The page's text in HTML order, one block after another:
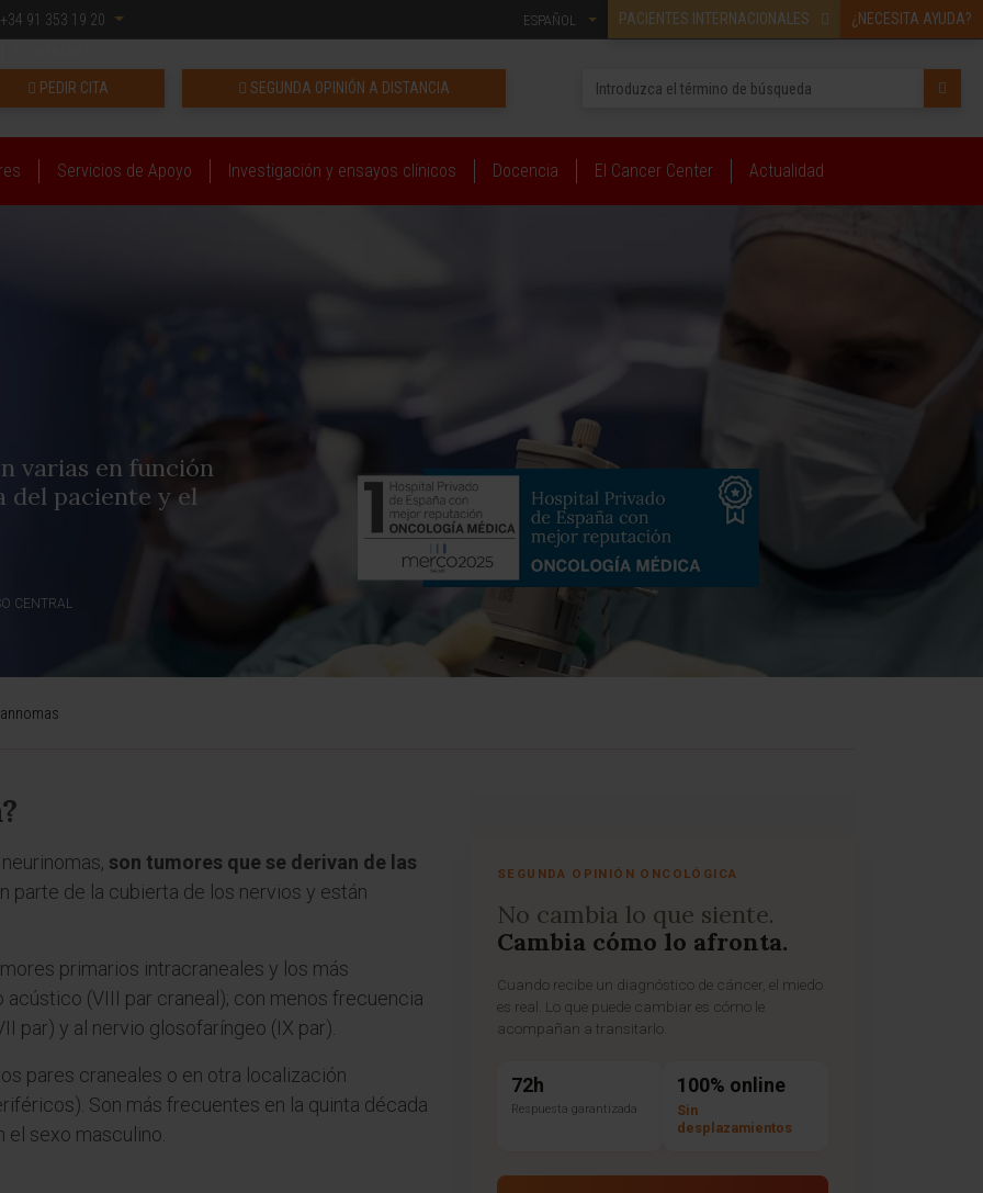
+34 91 353 19 20 PACIENTES INTERNACIONALES ¿NECESITA AYUDA?
ESPAÑOL
SEGUNDA OPINIÓN A DISTANCIA
PEDIR CITA
Servicios de Apoyo Investigación y ensayos clínicos Docencia El Cancer Center Actualidad
varias en función
del paciente y el
CENTRAL
son tumores que se derivan de las
parte de la cubierta de los nervios y están
primarios intracraneales y los más
(VIII par craneal); con menos frecuencia
par) y al nervio glosofaríngeo (IX par).
pares craneales o en otra localización
Son más frecuentes en la quinta década
sexo masculino.
SEGUNDA OPINIÓN ONCOLÓGICA
No cambia lo que siente.
Cambia cómo lo afronta.
Cuando recibe un diagnóstico de cáncer, el miedo
es real. Lo que puede cambiar es cómo le
acompañan a transitarlo.
72h
Respuesta garantizada
100% online
Sin
desplazamientos